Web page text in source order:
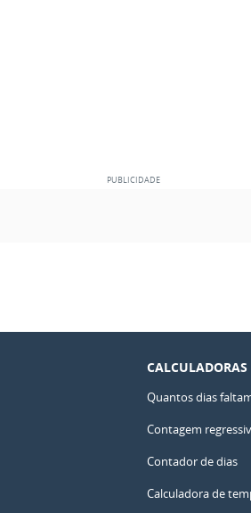
CALCULADORAS
Quantos dias
Contagem
Contador de dias
Calculadora de